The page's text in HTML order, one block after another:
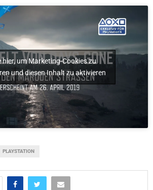
hier, um Marketing-Cookies zu
und diesen Inhalt zu aktivieren
PLAYSTATION